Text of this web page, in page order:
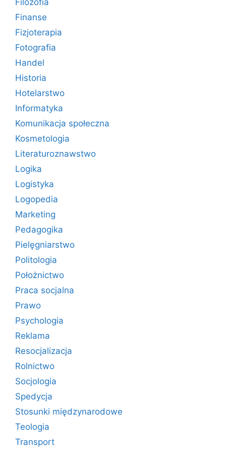
Finanse
Fizjoterapia
Fotografia
Handel
Historia
Hotelarstwo
Informatyka
Komunikacja społeczna
Kosmetologia
Literaturoznawstwo
Logika
Logistyka
Logopedia
Marketing
Pedagogika
Pielęgniarstwo
Politologia
Położnictwo
Praca socjalna
Prawo
Psychologia
Reklama
Resocjalizacja
Rolnictwo
Socjologia
Spedycja
Stosunki międzynarodowe
Teologia
Transport